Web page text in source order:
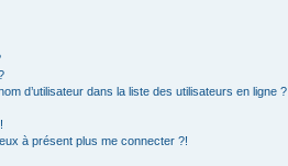
d’utilisateur dans la liste des utilisateurs en ligne ?
à présent plus me connecter ?!